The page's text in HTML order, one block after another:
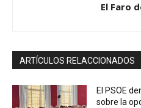
El Faro
ARTÍCULOS RELACCIONADOS
El PSOE
sobre la